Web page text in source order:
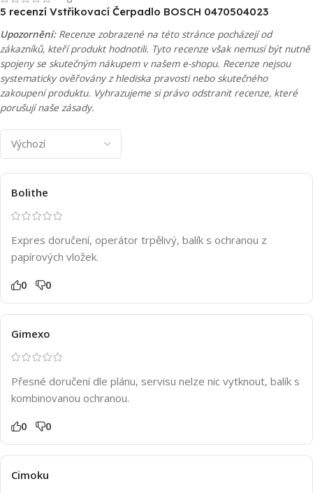
5 recenzí Vstřikovací Čerpadlo BOSCH 0470504023
Upozornění:Recenze zobrazené na této stránce pocházejí od
zákazníků, kteří produkt hodnotili. Tyto recenze však nemusí být nutně
spojeny se skutečným nákupem v našem e-shopu. Recenze nejsou
systematicky ověřovány z hlediska pravosti nebo skutečného
zakoupení produktu. Vyhrazujeme si právo odstranit recenze, které
porušují naše zásady.
Bolithe
Expres doručení, operátor trpělivý, balík s ochranou z
papírových vložek.
0 0
Gimexo
Přesné doručení dle plánu, servisu nelze nic vytknout, balík s
kombinovanou ochranou.
0 0
Cimoku